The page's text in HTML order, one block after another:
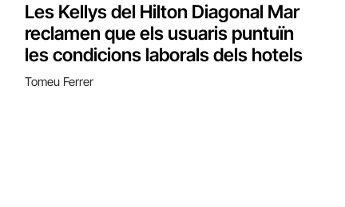
Les Kellys del Hilton Diagonal Mar
reclamen que els usuaris puntuïn
les condicions laborals dels hotels
Tomeu Ferrer